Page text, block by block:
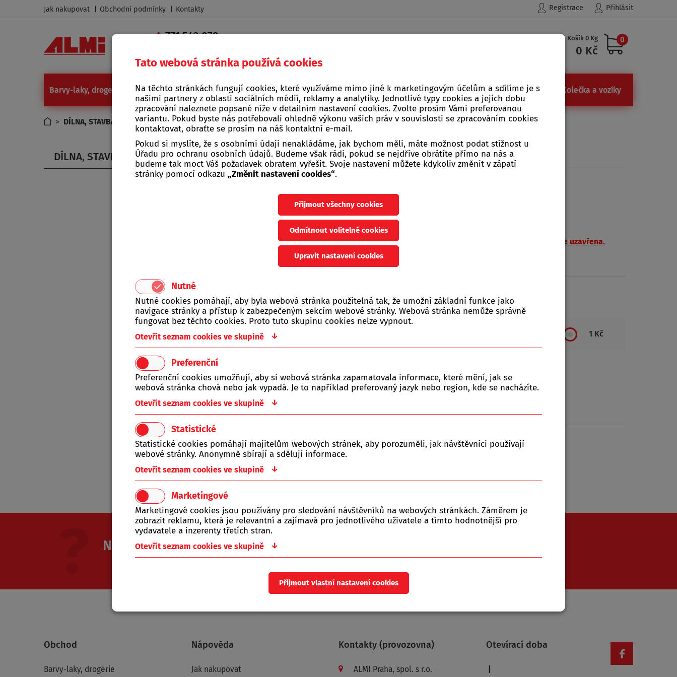
Tato webová stránka používá cookies
Na těchto stránkách fungují cookies, které využíváme mimo jiné k marketingovým účelům a sdílíme je s
našimi partnery z oblasti sociálních médií, reklamy a analytiky. Jednotlivé typy cookies a jejich dobu
zpracování naleznete popsané níže v detailním nastavení cookies. Zvolte prosím Vámi preferovanou
variantu. Pokud byste nás potřebovali ohledně výkonu vašich práv v souvislosti se zpracováním cookies
kontaktovat, obraťte se prosím na náš kontaktní e-mail.
Pokud si myslíte, že s osobními údaji nenakládáme, jak bychom měli, máte možnost podat stížnost u
Úřadu pro ochranu osobních údajů. Budeme však rádi, pokud se nejdříve obrátíte přímo na nás a
budeme tak moct Váš požadavek obratem vyřešit. Svoje nastavení můžete kdykoliv změnit v zápatí
stránky pomocí odkazu „Změnit nastavení cookies“.
Přijmout všechny cookies
Odmítnout volitelné cookies
Upravit nastavení cookies
Nutné
Nutné cookies pomáhají, aby byla webová stránka použitelná tak, že umožní základní funkce jako
navigace stránky a přístup k zabezpečeným sekcím webové stránky. Webová stránka nemůže správně
fungovat bez těchto cookies. Proto tuto skupinu cookies nelze vypnout.
Otevřít seznam cookies ve skupině ↓
Preferenční
Preferenční cookies umožňují, aby si webová stránka zapamatovala informace, které mění, jak se
webová stránka chová nebo jak vypadá. Je to například preferovaný jazyk nebo region, kde se nacházíte.
Otevřít seznam cookies ve skupině ↓
Statistické
Statistické cookies pomáhají majitelům webových stránek, aby porozuměli, jak návštěvníci používají
webové stránky. Anonymně sbírají a sdělují informace.
Otevřít seznam cookies ve skupině ↓
Marketingové
Marketingové cookies jsou používány pro sledování návštěvníků na webových stránkách. Záměrem je
zobrazit reklamu, která je relevantní a zajímavá pro jednotlivého uživatele a tímto hodnotnější pro
vydavatele a inzerenty třetích stran.
Otevřít seznam cookies ve skupině ↓
Přijmout vlastní nastavení cookies
Jak nakupovat Obchodní podmínky Kontakty Registrace Přihlásit
771 543 079 Košík 0 Kg
0 Kč
0
Barvy-laky, drogerie Camping a grilování Dílna, stavba, zahrada
Domácí a kuchyňské
potřeby
Žebříky, štafle, schůdky Železářství, kamna Kolečka a vozíky
> DÍLNA, STAVBA, ZAHRADA
DÍLNA, STAVBA, ZAHRADA
VÍTEJTE NA STRÁNKÁCH FIRMY ALMI PRAHA,
rodejna na adrese Náchodská 712/104 v Praze 9 - Horních Počernicíc
h je od 17.10.2025 trvale uzavřena.
Objednané zboží je možné zaslat přepravní službou nebo vyzvednout na výdejním místě.
Jen skladem 1 Kč
Produkty řazeny dle:
A-Z Z-A Nejlevnější Nejdražší
Tato kategorie je prázdná.
Nevíte si rady? Napište nám!
Obchod
Barvy-laky, drogerie
Nápověda
Jak nakupovat
Kontakty (provozovna)
ALMI Praha, spol. s r.o.
Otevírací doba